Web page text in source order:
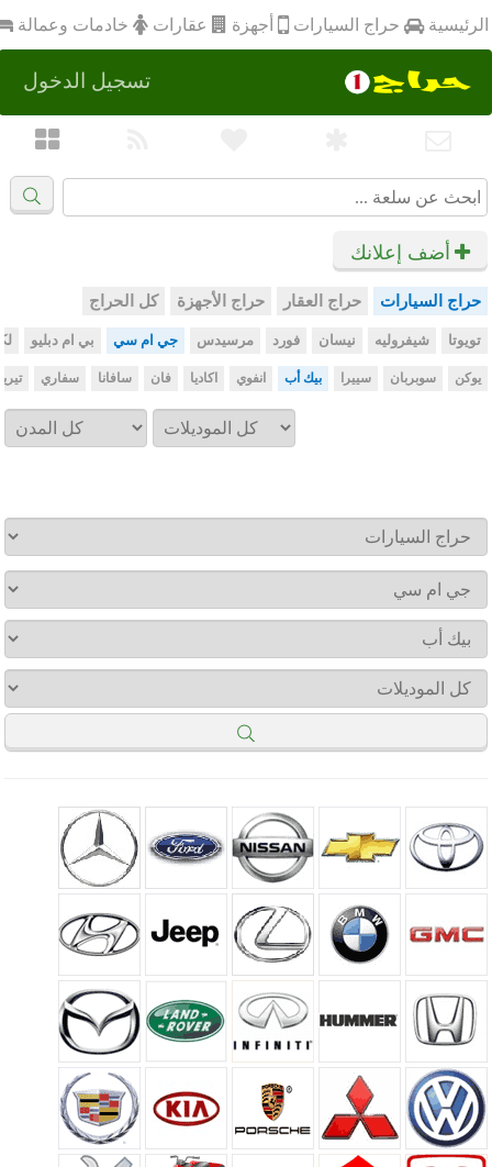
الرئيسية حراج السيارات أجهزة عقارات خادمات وعمالة
تسجيل الدخول
أضف إعلانك
حراج السيارات حراج العقار حراج الأجهزة كل الحراج
تويوتا شيفروليه نيسان فورد مرسيدس جي ام سي بي ام دبليو
يوكن سوبربان سييرا بيك أب انفوي اكاديا فان سافانا سفاري